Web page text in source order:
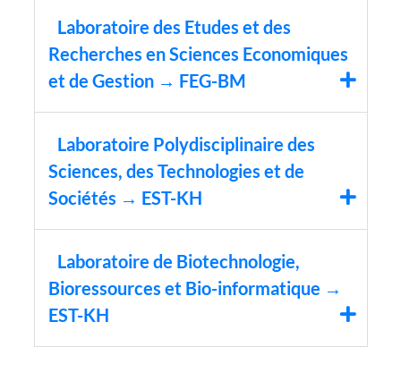
Laboratoire des Etudes et des
Recherches en Sciences Economiques
et de Gestion → FEG-BM
Laboratoire Polydisciplinaire des
Sciences, des Technologies et de
Sociétés → EST-KH
Laboratoire de Biotechnologie,
Bioressources et Bio-informatique →
EST-KH